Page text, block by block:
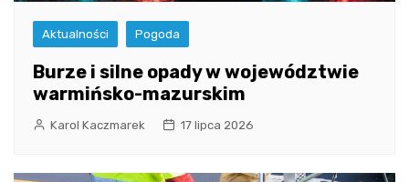
Aktualności Pogoda
Burze i silne opady w województwie
warmińsko-mazurskim
Karol Kaczmarek 17 lipca 2026